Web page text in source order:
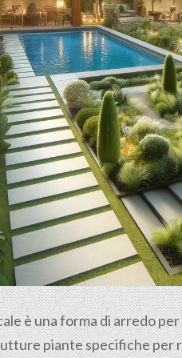
è una forma di arredo
piante specifiche